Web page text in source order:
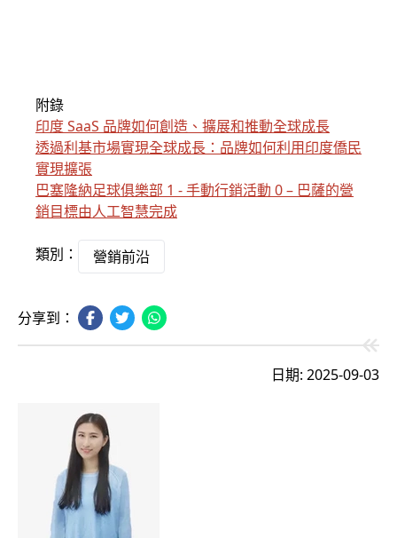
附錄
印度 SaaS 品牌如何創造、擴展和推動全球成長
透過利基市場實現全球成長：品牌如何利用印度僑民
實現擴張
巴塞隆納足球俱樂部 1 - 手動行銷活動 0 – 巴薩的營
銷目標由人工智慧完成
類別： 營銷前沿
分享到：
日期: 2025-09-03